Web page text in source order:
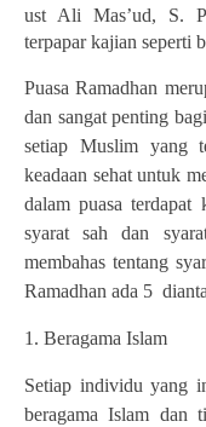
ust Ali Mas’ud, S.
terpapar kajian seperti
Puasa Ramadhan
dan sangat penting
setiap Muslim yang
keadaan sehat untuk
dalam puasa terdapat
syarat sah dan
membahas tentang
Ramadhan ada 5
1. Beragama Islam
Setiap individu yang
beragama Islam dan